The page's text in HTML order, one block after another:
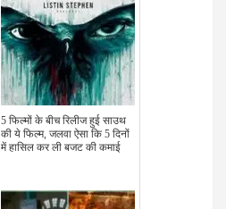
5 फिल्मों के बीच रिलीज हुई साउथ
की ये फिल्म, जलवा ऐसा कि 5 दिनों
में हासिल कर ली बजट की कमाई